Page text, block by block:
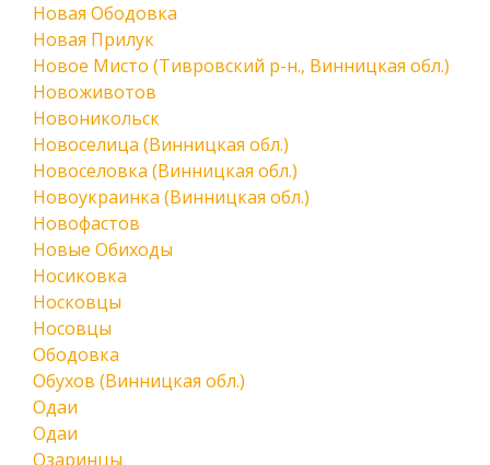
Новая Ободовка
Новая Прилук
Новое Мисто (Тивровский р-н., Винницкая обл.)
Новоживотов
Новоникольск
Новоселица (Винницкая обл.)
Новоселовка (Винницкая обл.)
Новоукраинка (Винницкая обл.)
Новофастов
Новые Обиходы
Носиковка
Носковцы
Носовцы
Ободовка
Обухов (Винницкая обл.)
Одаи
Одаи
Озаринцы